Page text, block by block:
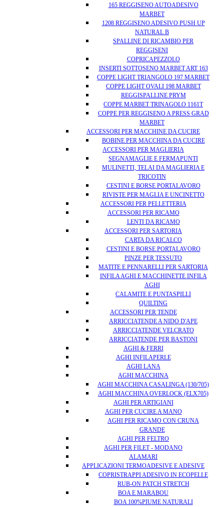
165 REGGISENO AUTOADESIVO
MARBET
1208 REGGISENO ADESIVO PUSH UP
NATURAL B
SPALLINE DI RICAMBIO PER
REGGISENI
COPRICAPEZZOLO
INSERTI SOTTOSENO MARBET ART 163
COPPE LIGHT TRIANGOLO 197 MARBET
COPPE LIGHT OVALI 198 MARBET
REGGISPALLINE PRYM
COPPE MARBET TRINAGOLO 1161T
COPPE PER REGGISENO A PRESS GRAD
MARBET
ACCESSORI PER MACCHINE DA CUCIRE
BOBINE PER MACCHINA DA CUCIRE
ACCESSORI PER MAGLIERIA
SEGNAMAGLIE E FERMAPUNTI
MULINETTI, TELAI DA MAGLIERIA E
TRICOTIN
CESTINI E BORSE PORTALAVORO
RIVISTE PER MAGLIA E UNCINETTO
ACCESSORI PER PELLETTERIA
ACCESSORI PER RICAMO
LENTI DA RICAMO
ACCESSORI PER SARTORIA
CARTA DA RICALCO
CESTINI E BORSE PORTALAVORO
PINZE PER TESSUTO
MATITE E PENNARELLI PER SARTORIA
INFILA AGHI E MACCHINETTE INFILA
AGHI
CALAMITE E PUNTASPILLI
QUILTING
ACCESSORI PER TENDE
ARRICCIATENDE A NIDO D'APE
ARRICCIATENDE VELCRATO
ARRICCIATENDE PER BASTONI
AGHI & FERRI
AGHI INFILAPERLE
AGHI LANA
AGHI MACCHINA
AGHI MACCHINA CASALINGA (130/705)
AGHI MACCHINA OVERLOCK (ELX705)
AGHI PER ARTIGIANI
AGHI PER CUCIRE A MANO
AGHI PER RICAMO CON CRUNA
GRANDE
AGHI PER FELTRO
AGHI PER FILET - MODANO
ALAMARI
APPLICAZIONI TERMOADESIVE E ADESIVE
COPRISTRAPPI ADESIVO IN ECOPELLE
RUB-ON PATCH STRETCH
BOA E MARABOU
BOA 100%PIUME NATURALI